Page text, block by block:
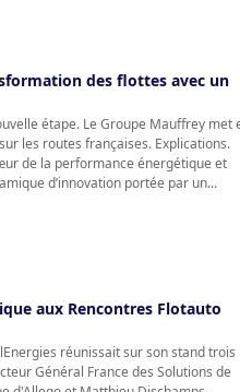
des flottes avec un
étape. Le Groupe Mauffrey met
les routes françaises. Explications.
de la performance énergétique et
d’innovation portée par un...
aux Rencontres Flotauto
réunissait sur son stand trois
Général France des Solutions de